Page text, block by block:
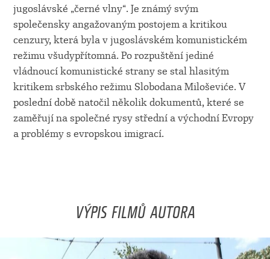
jugoslávské „černé vlny“. Je známý svým
společensky angažovaným postojem a kritikou
cenzury, která byla v jugoslávském komunistickém
režimu všudypřítomná. Po rozpuštění jediné
vládnoucí komunistické strany se stal hlasitým
kritikem srbského režimu Slobodana Miloševiće. V
poslední době natočil několik dokumentů, které se
zaměřují na společné rysy střední a východní Evropy
a problémy s evropskou imigrací.
VÝPIS FILMŮ AUTORA